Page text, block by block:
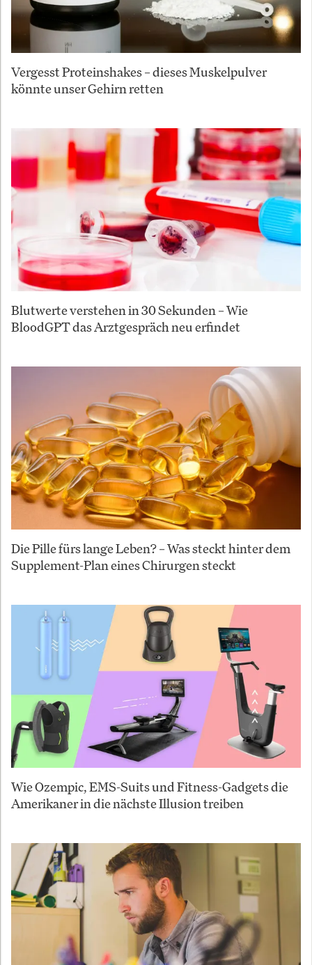
Vergesst Proteinshakes – dieses Muskelpulver
könnte unser Gehirn retten
Blutwerte verstehen in 30 Sekunden – Wie
BloodGPT das Arztgespräch neu erfindet
Die Pille fürs lange Leben? – Was steckt hinter dem
Supplement-Plan eines Chirurgen steckt
Wie Ozempic, EMS-Suits und Fitness-Gadgets die
Amerikaner in die nächste Illusion treiben